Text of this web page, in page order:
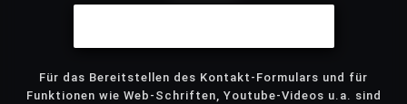
DAS MITTE
Für das Bereitstellen des Kontakt-Formulars und für
Funktionen wie Web-Schriften, Youtube-Videos u.a. sind